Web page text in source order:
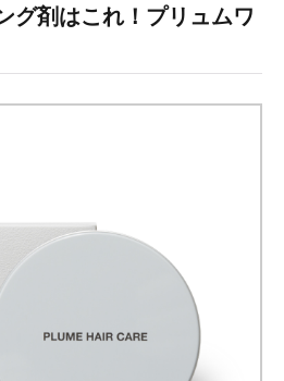
グ剤はこれ！プリュムワ